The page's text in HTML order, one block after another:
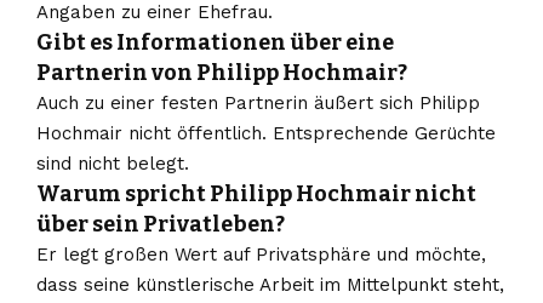
Angaben zu einer Ehefrau.
Gibt es Informationen über eine
Partnerin von Philipp Hochmair?
Auch zu einer festen Partnerin äußert sich Philipp
Hochmair nicht öffentlich. Entsprechende Gerüchte
sind nicht belegt.
Warum spricht Philipp Hochmair nicht
über sein Privatleben?
Er legt großen Wert auf Privatsphäre und möchte,
dass seine künstlerische Arbeit im Mittelpunkt steht,